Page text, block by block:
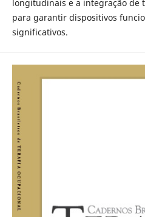
longitudinais e a integração de
para garantir dispositivos
significativos.